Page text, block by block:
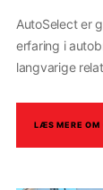
AutoSelect er
erfaring i
langvarige
LÆS MERE OM